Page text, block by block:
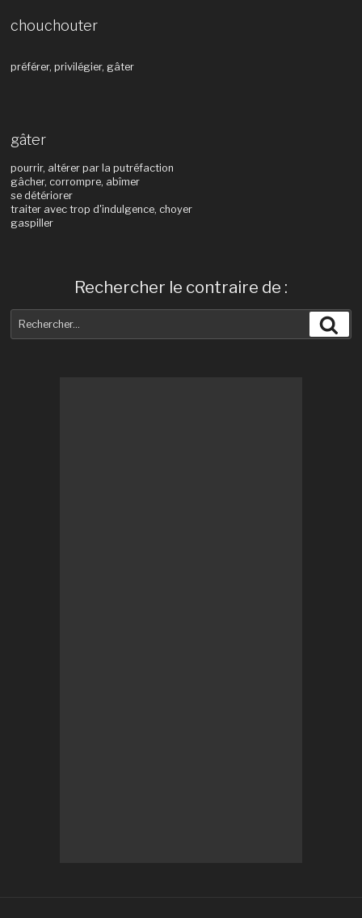
chouchouter
préférer, privilégier, gâter
gâter
pourrir, altérer par la putréfaction
gâcher, corrompre, abîmer
se détériorer
traiter avec trop d'indulgence, choyer
gaspiller
Rechercher le contraire de :
pour